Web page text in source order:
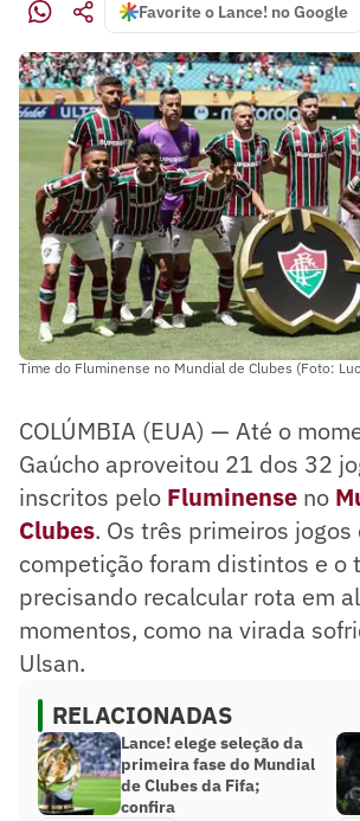
Favorite o Lance! no Google
Time do Fluminense no Mundial de Clubes (Foto:
COLÚMBIA (EUA) — Até o
Gaúcho aproveitou 21 dos 32
inscritos pelo Fluminense no
Clubes. Os três primeiros jogos
competição foram distintos e o
precisando recalcular rota em
momentos, como na virada
Ulsan.
RELACIONADAS
Lance! elege seleção da
primeira fase do Mundial
de Clubes da Fifa;
confira